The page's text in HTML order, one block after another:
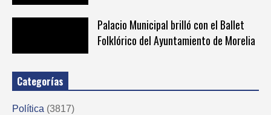
Palacio Municipal brilló con el Ballet
Folklórico del Ayuntamiento de Morelia
Categorías
Política (3817)